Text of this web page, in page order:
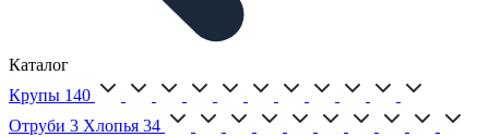
Каталог
Крупы 140
Отруби 3 Хлопья 34